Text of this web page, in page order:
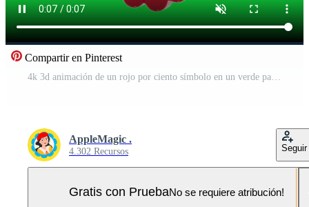
Compartir en Pinterest
4k 3d animación de un rojo por ciento símbolo en un verde pantalla fondo, Perfecto para rebaja promociones, márketing vídeos, descuento anuncios, y comercial visual superposiciones Vídeo Pro
AppleMagic .
4.302 Recursos Seguir
Gratis con PruebaNo se requiere atribución!